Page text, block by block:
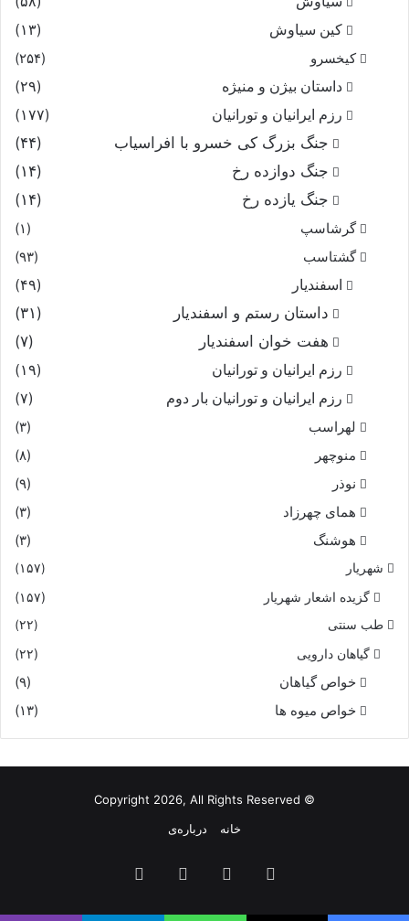
کین سیاوش
(۱۳)
کیخسرو
(۲۵۴)
داستان بیژن و منیژه
(۲۹)
رزم ایرانیان و تورانیان
(۱۷۷)
جنگ بزرگ کی خسرو با افراسیاب
(۴۴)
جنگ دوازده رخ
(۱۴)
جنگ یازده رخ
(۱۴)
گرشاسپ
(۱)
گشتاسب
(۹۳)
اسفندیار
(۴۹)
داستان رستم و اسفندیار
(۳۱)
هفت خوان اسفندیار
(۷)
رزم ایرانیان و تورانیان
(۱۹)
رزم ایرانیان و تورانیان بار دوم
(۷)
لهراسب
(۳)
منوچهر
(۸)
نوذر
(۹)
هماى چهرزاد
(۳)
هوشنگ
(۳)
شهریار (۱۵۷)
گزیده اشعار شهریار (۱۵۷)
طب سنتی (۲۲)
گیاهان دارویی (۲۲)
خواص گیاهان
(۹)
خواص میوه ها
(۱۳)
© Copyright 2026, All Rights Reserved
خانه
درباره‌ی
بوک
یوتیوب